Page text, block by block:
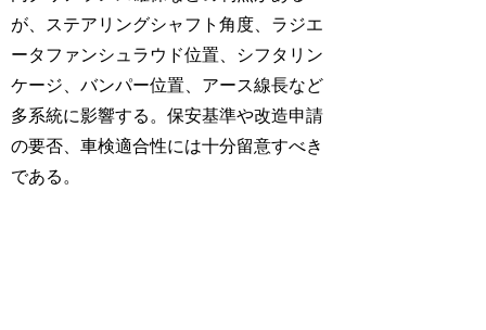
が、ステアリングシャフト角度、ラジエ
ータファンシュラウド位置、シフタリン
ケージ、バンパー位置、アース線長など
多系統に影響する。保安基準や改造申請
の要否、車検適合性には十分留意すべき
である。